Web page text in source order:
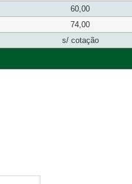
60,00
74,00
s/ cotação